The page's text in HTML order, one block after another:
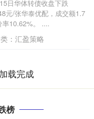
日华体转债收盘下跌
元/张华泰优配，成交额1.7
率10.62%。 ....
： 汇盈策略
载完成
榜